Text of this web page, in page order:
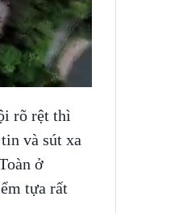
rõ rệt thì
và sút xa
ở
tựa rất